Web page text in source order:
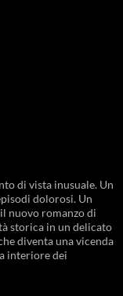
di vista inusuale. Un
dolorosi. Un
nuovo romanzo di
storica in un delicato
diventa una vicenda
interiore dei